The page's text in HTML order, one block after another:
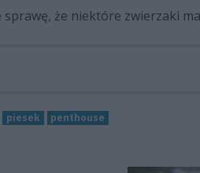
że niektóre zwierzaki
piesek penthouse